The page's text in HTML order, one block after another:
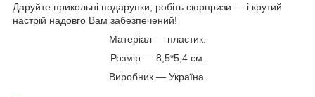
Даруйте прикольні подарунки, робіть сюрпризи — і крутий
настрій надовго Вам забезпечений!
Матеріал — пластик.
Розмір — 8,5*5,4 см.
Виробник — Україна.